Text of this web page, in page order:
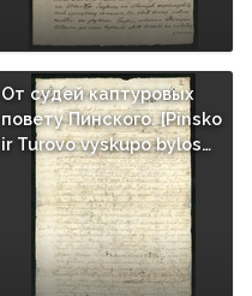
От судей каптуровых
повету Пинского. [Pinsko
ir Turovo vyskupo bylos…